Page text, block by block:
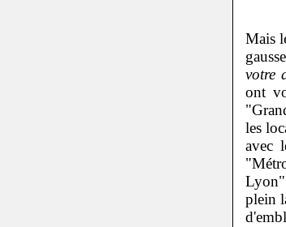
Mais
votre
ont
les
avec
Lyon"
plein